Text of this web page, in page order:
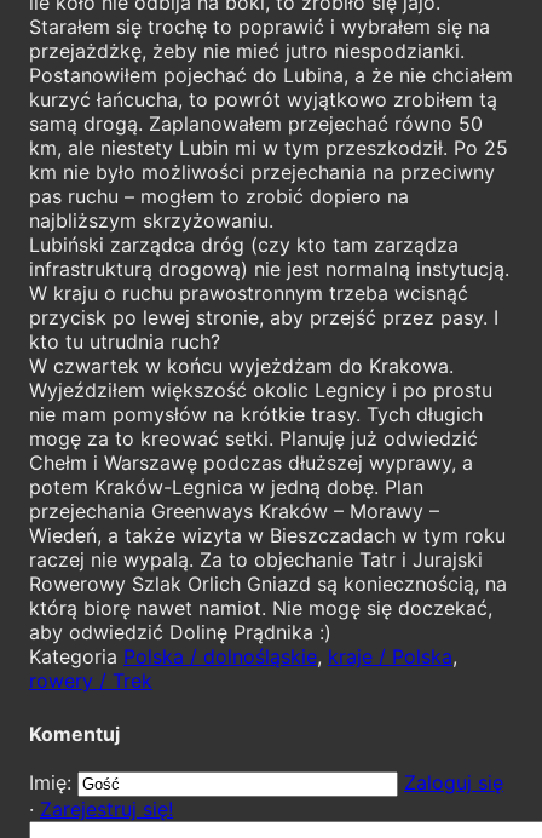
Starałem się trochę to poprawić i wybrałem się na
przejażdżkę, żeby nie mieć jutro niespodzianki.
Postanowiłem pojechać do Lubina, a że nie chciałem
kurzyć łańcucha, to powrót wyjątkowo zrobiłem tą
samą drogą. Zaplanowałem przejechać równo 50
km, ale niestety Lubin mi w tym przeszkodził. Po 25
km nie było możliwości przejechania na przeciwny
pas ruchu – mogłem to zrobić dopiero na
najbliższym skrzyżowaniu.
Lubiński zarządca dróg (czy kto tam zarządza
infrastrukturą drogową) nie jest normalną instytucją.
W kraju o ruchu prawostronnym trzeba wcisnąć
przycisk po lewej stronie, aby przejść przez pasy. I
kto tu utrudnia ruch?
W czwartek w końcu wyjeżdżam do Krakowa.
Wyjeździłem większość okolic Legnicy i po prostu
nie mam pomysłów na krótkie trasy. Tych długich
mogę za to kreować setki. Planuję już odwiedzić
Chełm i Warszawę podczas dłuższej wyprawy, a
potem Kraków-Legnica w jedną dobę. Plan
przejechania Greenways Kraków – Morawy –
Wiedeń, a także wizyta w Bieszczadach w tym roku
raczej nie wypalą. Za to objechanie Tatr i Jurajski
Rowerowy Szlak Orlich Gniazd są koniecznością, na
którą biorę nawet namiot. Nie mogę się doczekać,
aby odwiedzić Dolinę Prądnika :)
Kategoria Polska / dolnośląskie, kraje / Polska,
rowery / Trek
Komentuj
Imię:
Zaloguj się
· Zarejestruj się!